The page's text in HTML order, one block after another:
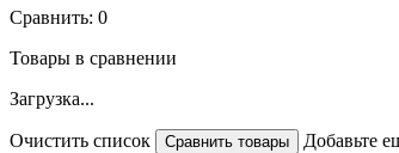
Сравнить: 0
Товары в сравнении
Загрузка...
Очистить список
Добавьте